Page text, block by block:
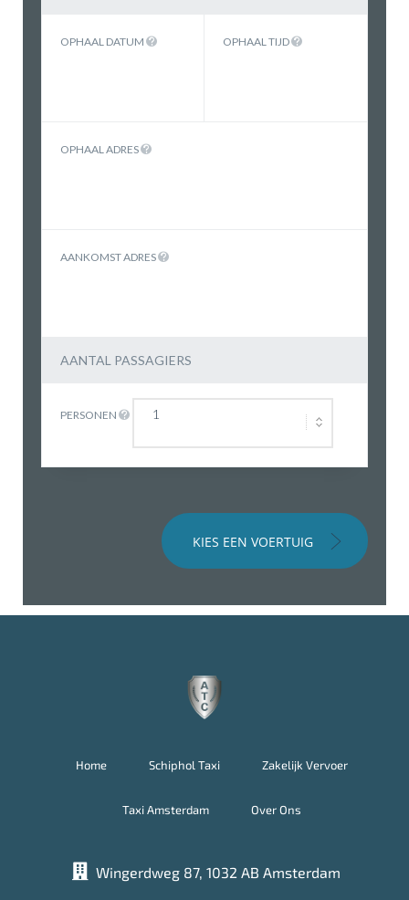
OPHAAL DATUM OPHAAL TIJD
OPHAAL ADRES
AANKOMST ADRES
AANTAL PASSAGIERS
PERSONEN
KIES EEN VOERTUIG
Home Schiphol Taxi Zakelijk Vervoer
Taxi Amsterdam Over Ons
Wingerdweg 87, 1032 AB Amsterdam